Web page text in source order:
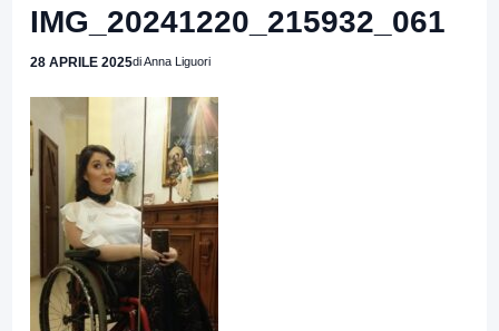
IMG_20241220_215932_061
28 APRILE 2025di Anna Liguori